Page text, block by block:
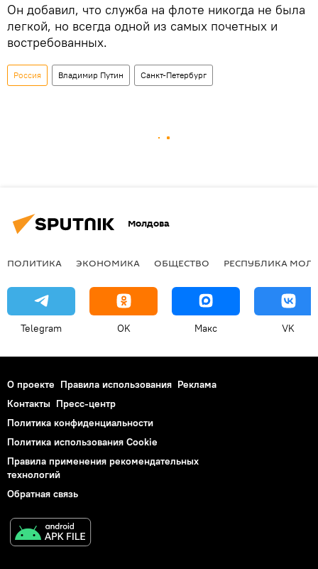
Он добавил, что служба на флоте никогда не была
легкой, но всегда одной из самых почетных и
востребованных.
Россия Владимир Путин Санкт-Петербург
Молдова
ПОЛИТИКА ЭКОНОМИКА ОБЩЕСТВО РЕСПУБЛИКА
Telegram OK Макс VK
О проекте Правила использования Реклама
Контакты Пресс-центр
Политика конфиденциальности
Политика использования Cookie
Правила применения рекомендательных
технологий
Обратная связь